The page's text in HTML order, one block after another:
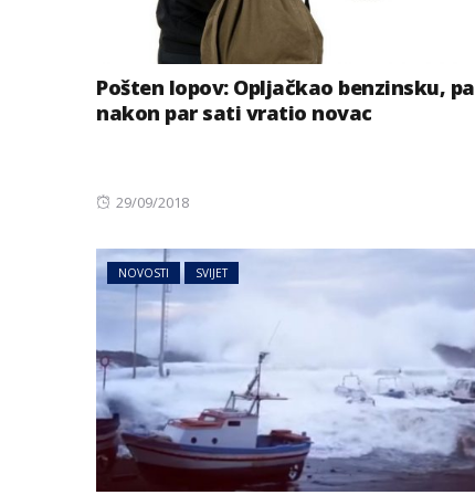
Pošten lopov: Opljačkao benzinsku, pa
nakon par sati vratio novac
Posted
29/09/2018
NOVOSTI SVIJET